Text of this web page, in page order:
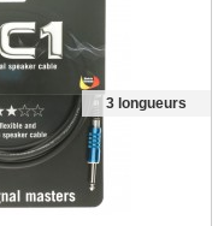
3 longueurs